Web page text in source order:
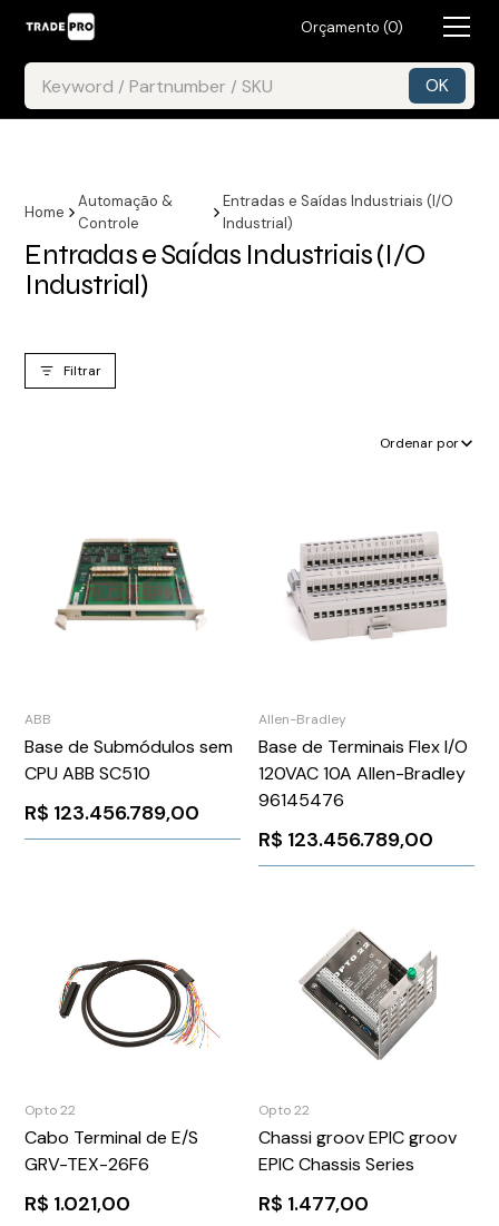
Orçamento (0)
Home
Automação &
Controle
Entradas e Saídas Industriais (I/O
Industrial)
Entradas e Saídas Industriais (I/O
Industrial)
Filtrar
Ordenar por
ABB
Base de Submódulos sem
CPU ABB SC510
R$ 123.456.789,00
Allen-Bradley
Base de Terminais Flex I/O
120VAC 10A Allen-Bradley
96145476
R$ 123.456.789,00
Opto 22
Cabo Terminal de E/S
GRV-TEX-26F6
R$ 1.021,00
Opto 22
Chassi groov EPIC groov
EPIC Chassis Series
R$ 1.477,00